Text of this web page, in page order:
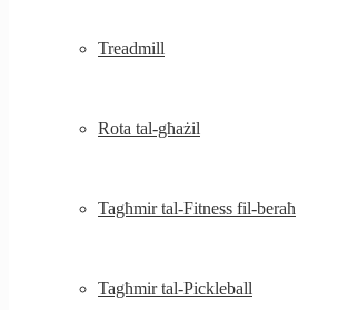
Treadmill
Rota tal-għażil
Tagħmir tal-Fitness fil-beraħ
Tagħmir tal-Pickleball